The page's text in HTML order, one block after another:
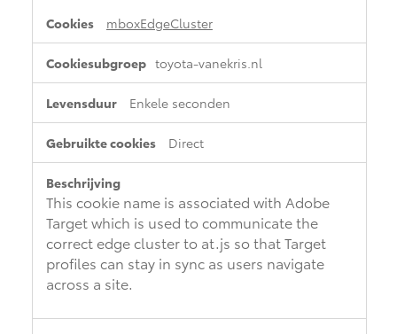
mboxEdgeCluster
toyota-vanekris.nl
Enkele seconden
Direct
This cookie name is associated with Adobe
Target which is used to communicate the
correct edge cluster to at.js so that Target
profiles can stay in sync as users navigate
across a site.